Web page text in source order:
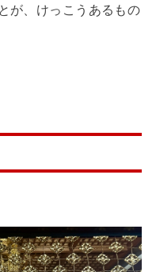
が、けっこうあるもの